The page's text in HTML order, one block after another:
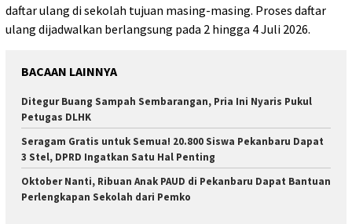
daftar ulang di sekolah tujuan masing-masing. Proses daftar
ulang dijadwalkan berlangsung pada 2 hingga 4 Juli 2026.
BACAAN LAINNYA
Ditegur Buang Sampah Sembarangan, Pria Ini Nyaris Pukul
Petugas DLHK
Seragam Gratis untuk Semua! 20.800 Siswa Pekanbaru Dapat
3 Stel, DPRD Ingatkan Satu Hal Penting
Oktober Nanti, Ribuan Anak PAUD di Pekanbaru Dapat Bantuan
Perlengkapan Sekolah dari Pemko